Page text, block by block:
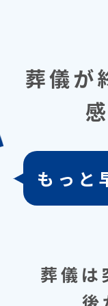
葬儀が
もっと
葬儀